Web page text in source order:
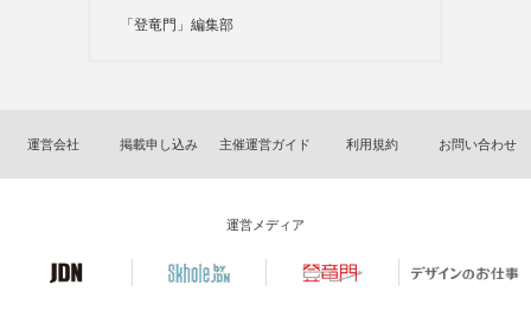
「登竜門」編集部
運営会社 掲載申し込み 主催運営ガイド 利用規約 お問い合わせ
運営メディア